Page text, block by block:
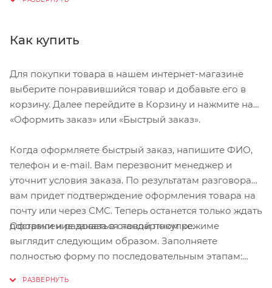
дополнительное место для хранения вещей.
Как купить
Для покупки товара в нашем интернет-магазине
выберите понравившийся товар и добавьте его в
корзину. Далее перейдите в Корзину и нажмите на
«Оформить заказ» или «Быстрый заказ».
Когда оформляете быстрый заказ, напишите ФИО,
телефон и e-mail. Вам перезвонит менеджер и
уточнит условия заказа. По результатам разговора
вам придет подтверждение оформления товара на
почту или через СМС. Теперь останется только ждать
доставки и радоваться новой покупке.
Оформление заказа в стандартном режиме
выглядит следующим образом. Заполняете
полностью форму по последовательным этапам: